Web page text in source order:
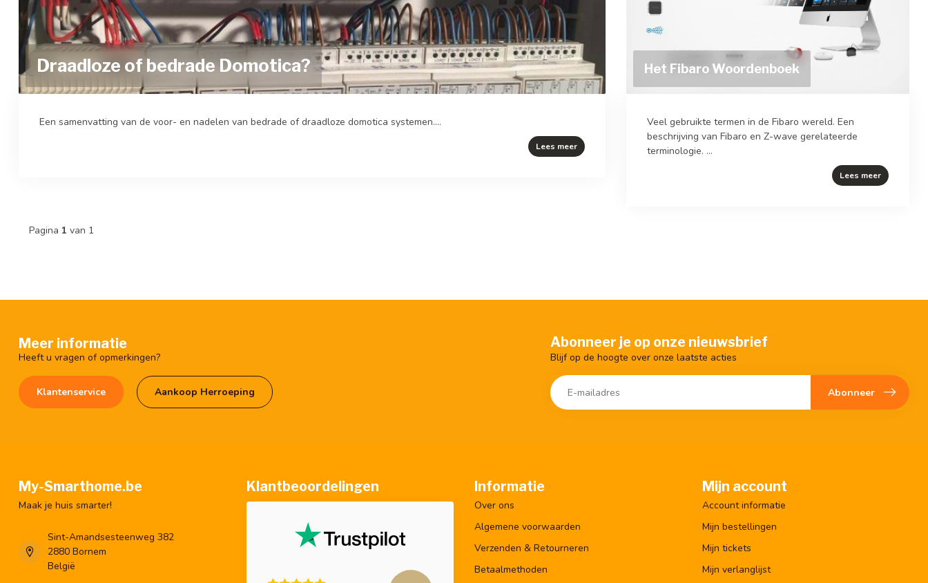
Draadloze of bedrade Domotica?
Een samenvatting van de voor- en nadelen van bedrade of draadloze domotica systemen....
Lees meer
Het Fibaro Woordenboek
Veel gebruikte termen in de Fibaro wereld. Een
beschrijving van Fibaro en Z-wave gerelateerde
terminologie. ...
Lees meer
Pagina 1 van 1
Meer informatie
Heeft u vragen of opmerkingen?
Klantenservice Aankoop Herroeping
Abonneer je op onze nieuwsbrief
Blijf op de hoogte over onze laatste acties
Abonneer
My-Smarthome.be
Maak je huis smarter!
Sint-Amandsesteenweg 382
2880 Bornem
België
Klantbeoordelingen Informatie
Over ons
Algemene voorwaarden
Verzenden & Retourneren
Betaalmethoden
Mijn account
Account informatie
Mijn bestellingen
Mijn tickets
Mijn verlanglijst